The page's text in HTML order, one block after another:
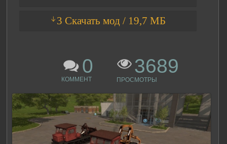
ᛎ3 Скачать мод / 19,7 МБ
0
КОММЕНТ
3689
ПРОСМОТРЫ